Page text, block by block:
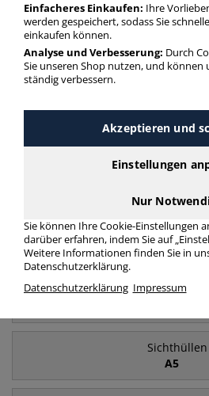
Sichthüllen A4 oben &
transparent
mehr Infos zur Kategorie
Häufig
Sichthüllen
Sichthüllen
A4 - oben & rechts
Sichthüllen
Sichthüllen
A5
Einfacheres Einkaufen: Ihre
werden gespeichert, sodass Sie
einkaufen können.
Analyse und Verbesserung: Durch
Sie unseren Shop nutzen, und können
ständig verbessern.
Akzeptieren und
Einstellungen
Nur
Sie können Ihre Cookie-Einstellungen
darüber erfahren, indem Sie auf
Weitere Informationen finden Sie in
Datenschutzerklärung.
Datenschutzerklärung Impressum